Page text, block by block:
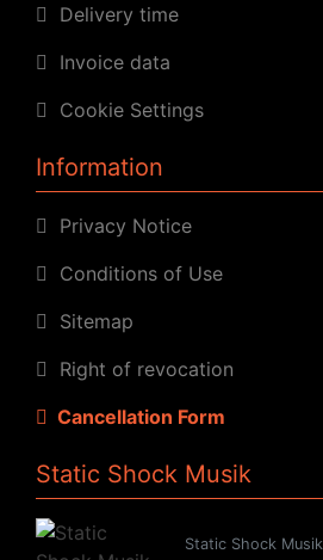
Delivery time
Invoice data
Cookie Settings
Information
Privacy Notice
Conditions of Use
Sitemap
Right of revocation
Cancellation Form
Static Shock Musik
Static Shock Musik